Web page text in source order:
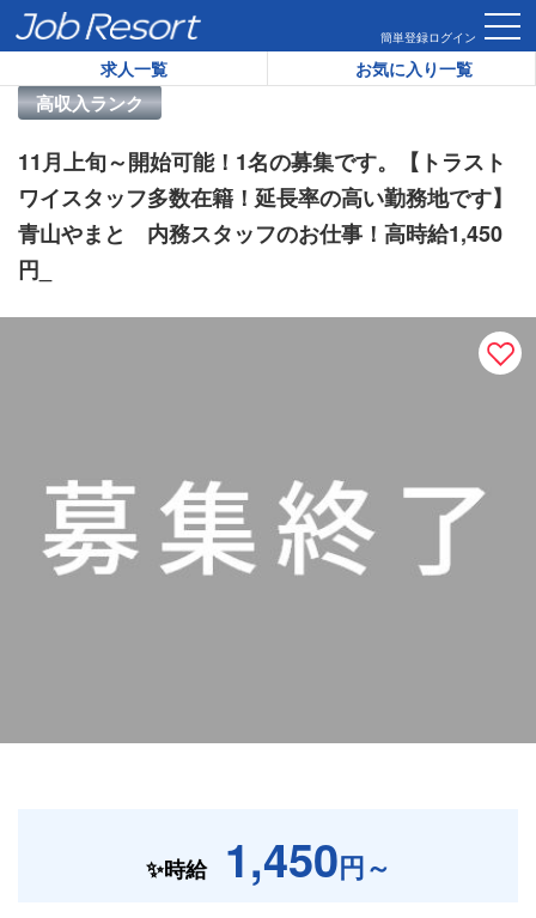
簡単登録ログイン
求人一覧 お気に入り一覧
HOME 求人一覧 11月上旬～開始可能！1名の募集です。【
高収入ランク
リゾートバイト求人番号：
11月上旬～開始可能！1名の募集です。【トラスト
ワイスタッフ多数在籍！延長率の高い勤務地です】
青山やまと 内務スタッフのお仕事！高時給1,450
円_
✨時給 1,450円～